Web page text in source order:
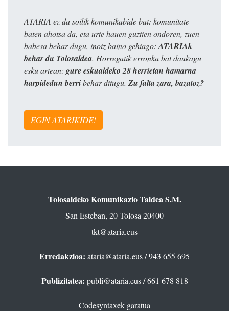
ATARIA ez da soilik komunikabide bat: komunitate
baten ahotsa da, eta urte hauen guztien ondoren, zuen
babesa behar dugu, inoiz baino gehiago:ATARIAk
behar du Tolosaldea. Horregatik erronka bat daukagu
esku artean: gure eskualdeko 28 herrietan hamarna
harpidedun berribehar ditugu. Zu falta zara, bazatoz?
EGIN ATARIKIDE!
Tolosaldeko Komunikazio Taldea S.M.
San Esteban, 20 Tolosa 20400
tkt@ataria.eus
Erredakzioa: ataria@ataria.eus/ 943 655 695
Publizitatea: publi@ataria.eus/ 661 678 818
Codesyntaxek garatua